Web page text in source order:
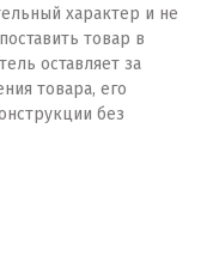
характер и не
товар в
оставляет за
товара, его
без